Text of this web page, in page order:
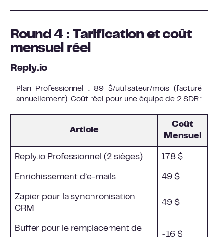
Round 4 : Tarification et coût
mensuel réel
Reply.io
Plan Professionnel : 89 $/utilisateur/mois (facturé
annuellement). Coût réel pour une équipe de 2 SDR :
Article
Coût
Mensuel
Reply.io Professionnel (2 sièges) 178 $
Enrichissement d’e-mails 49 $
Zapier pour la synchronisation
CRM
49 $
Buffer pour le remplacement de
~16 $